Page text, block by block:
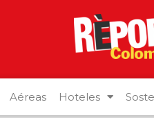
Aéreas Hoteles